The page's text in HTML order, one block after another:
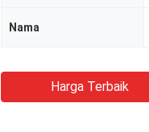
Nama
Harga Terbaik